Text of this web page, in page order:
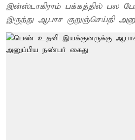
இன்ஸ்டாகிராம் பக்கத்தில் பல
இருந்து ஆபாச குறுஞ்செய்தி